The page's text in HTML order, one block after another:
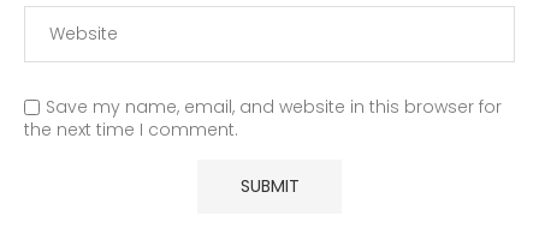
Save my name, email, and website in this browser for
the next time I comment.